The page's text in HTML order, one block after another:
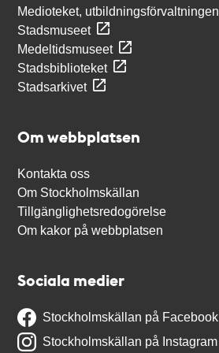
Medioteket, utbildningsförvaltningen
Stadsmuseet
Medeltidsmuseet
Stadsbiblioteket
Stadsarkivet
Om webbplatsen
Kontakta oss
Om Stockholmskällan
Tillgänglighetsredogörelse
Om kakor på webbplatsen
Sociala medier
Stockholmskällan på Facebook
Stockholmskällan på Instagram